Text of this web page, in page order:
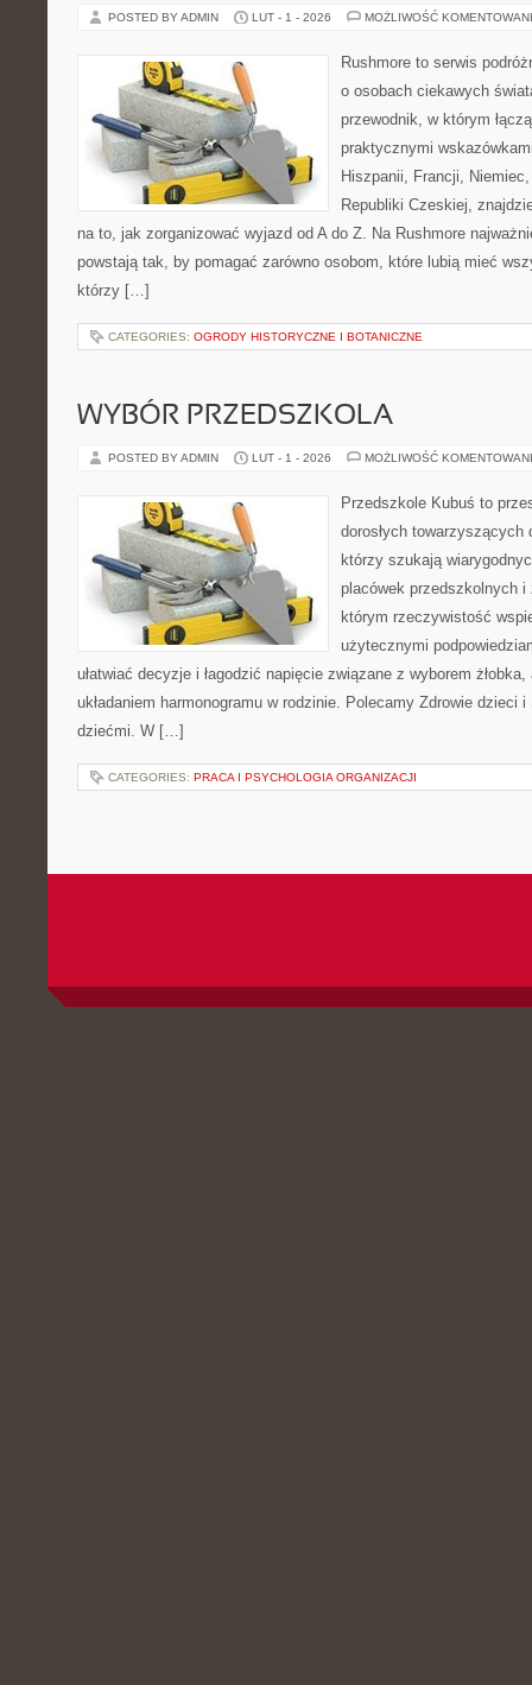
POSTED BY ADMIN LUT - 1 - 2026 MOŻLIWOŚĆ
Rushmore to serwis
o osobach ciekawych
przewodnik, w którym
praktycznymi
Hiszpanii, Francji,
Republiki Czeskiej,
na to, jak zorganizować wyjazd od A do Z. Na Rushmore
powstają tak, by pomagać zarówno osobom, które lubią mieć
którzy […]
CATEGORIES: OGRODY HISTORYCZNE I BOTANICZNE
WYBÓR PRZEDSZKOLA
POSTED BY ADMIN LUT - 1 - 2026 MOŻLIWOŚĆ
Przedszkole Kubuś to
dorosłych
którzy szukają
placówek przedszkolnych i
którym rzeczywistość
użytecznymi
ułatwiać decyzje i łagodzić napięcie związane z wyborem
układaniem harmonogramu w rodzinie. Polecamy Zdrowie dzieci
dziećmi. W […]
CATEGORIES: PRACA I PSYCHOLOGIA ORGANIZACJI